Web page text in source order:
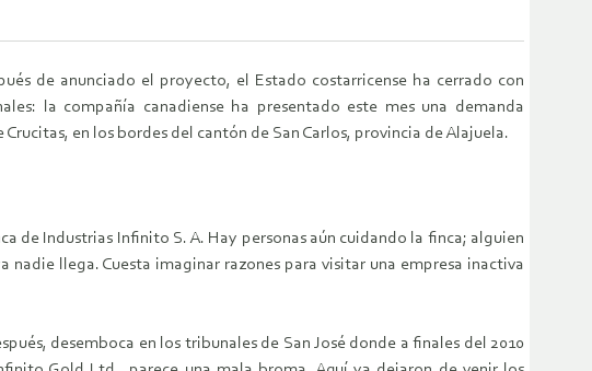
de anunciado el proyecto, el Estado costarricense ha cerrado con
la compañía canadiense ha presentado este mes una demanda
en los bordes del cantón de San Carlos, provincia de Alajuela.
de Industrias Infinito S. A. Hay personas aún cuidando la finca; alguien
llega. Cuesta imaginar razones para visitar una empresa inactiva
desemboca en los tribunales de San José donde a finales del 2010